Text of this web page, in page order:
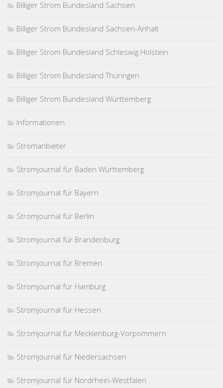
Billiger Strom Bundesland Sachsen
Billiger Strom Bundesland Sachsen-Anhalt
Billiger Strom Bundesland Schleswig Holstein
Billiger Strom Bundesland Thüringen
Billiger Strom Bundesland Württemberg
Informationen
Stromanbieter
Stromjournal für Baden Württemberg
Stromjournal für Bayern
Stromjournal für Berlin
Stromjournal für Brandenburg
Stromjournal für Bremen
Stromjournal für Hamburg
Stromjournal für Hessen
Stromjournal für Mecklenburg-Vorpommern
Stromjournal für Niedersachsen
Stromjournal für Nordrhein-Westfalen